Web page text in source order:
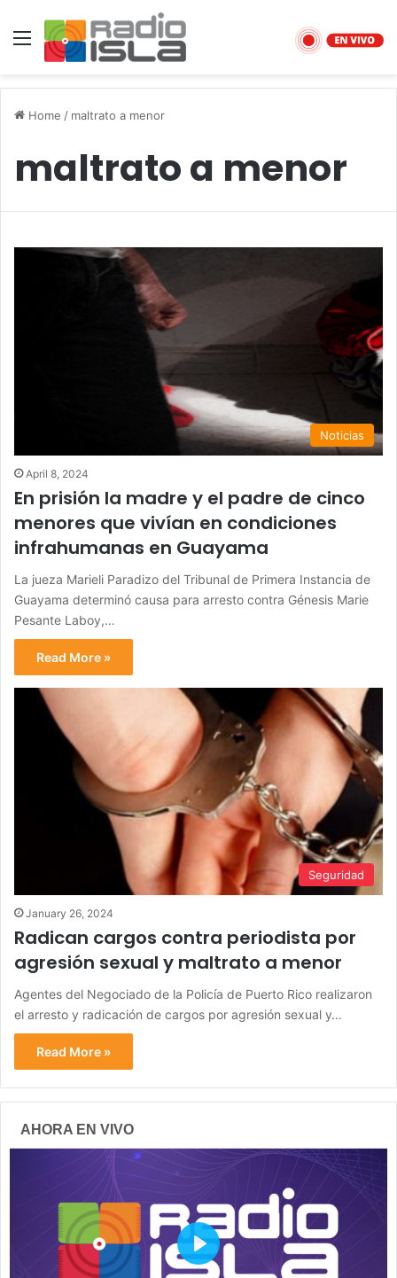
Menu
Home / maltrato a menor
maltrato a menor
Noticias
April 8, 2024
En prisión la madre y el padre de cinco
menores que vivían en condiciones
infrahumanas en Guayama
La jueza Marieli Paradizo del Tribunal de Primera Instancia de
Guayama determinó causa para arresto contra Génesis Marie
Pesante Laboy,…
Read More »
Seguridad
January 26, 2024
Radican cargos contra periodista por
agresión sexual y maltrato a menor
Agentes del Negociado de la Policía de Puerto Rico realizaron
el arresto y radicación de cargos por agresión sexual y…
Read More »
AHORA EN VIVO
P